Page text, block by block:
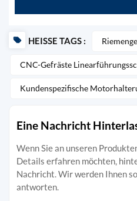
HEISSE TAGS :
CNC-Gefräste
Kundenspezifische
Eine Nachricht
Wenn Sie an unseren
Details erfahren möchten,
Nachricht. Wir werden Ihnen
antworten.